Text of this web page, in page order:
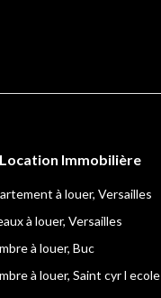
Location Immobilière
à louer, Versailles
à louer, Versailles
à louer, Buc
à louer, Saint cyr l ecole